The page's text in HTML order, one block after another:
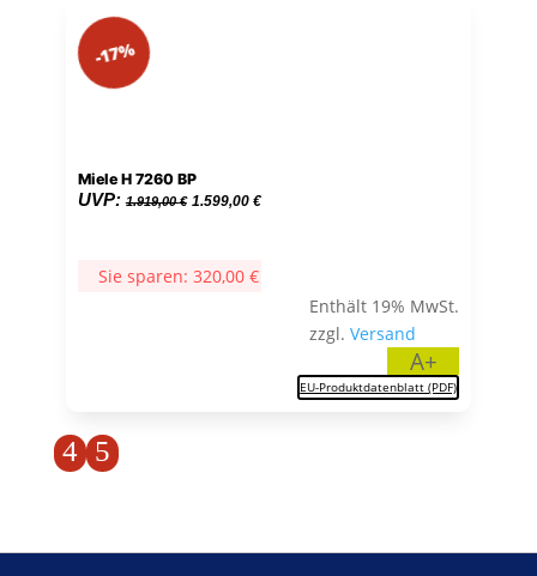
Miele H 7260 BP
UVP: 1.919,00€ Ursprünglicher
1.919,00 €
1.599,00 €Aktueller
Sie sparen: 320,00 €
Enthält 19% MwSt.
zzgl.Versand
A+
EU-Produktdatenblatt (PDF)
-17%
4 5